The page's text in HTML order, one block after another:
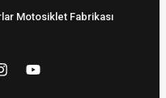
Motosiklet Fabrikası